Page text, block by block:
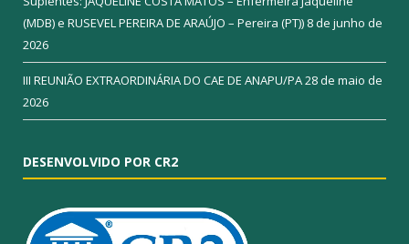
(MDB) e RUSEVEL PEREIRA DE ARAÚJO – Pereira (PT)) 8 de junho de
2026
III REUNIÃO EXTRAORDINÁRIA DO CAE DE ANAPU/PA28 de maio de
2026
DESENVOLVIDO POR CR2